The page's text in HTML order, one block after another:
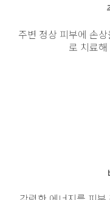
주변 정상 피부에 손
로 치료해